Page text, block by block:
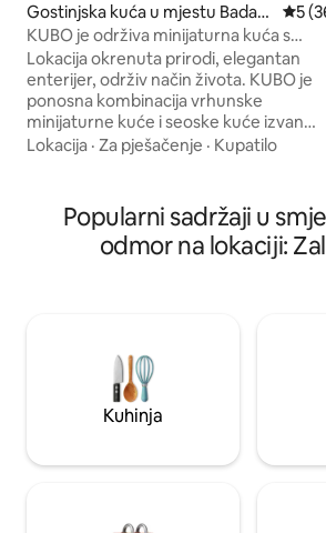
Gostinjska kuća u mjestu Badacs
onytördemic
5
KUBO je održiva minijaturna kuća s
panoramom
Lokacija okrenuta prirodi, elegantan
enterijer, održiv način života. KUBO je
ponosna kombinacija vrhunske
minijaturne kuće i seoske kuće izvan
mreže. Odličan za 2 osobe koje se zaista
panoramskim pogledom od 360
na planine Balatona koji oduzima dah.
KUBO je potpuno samodovoljan, pa
doživljaj za ljetno opuštanje.
Lokacija · Za pješačenje · Kupatilo
Popularni sadržaji u
odmor na lokaciji:
Kuhinja